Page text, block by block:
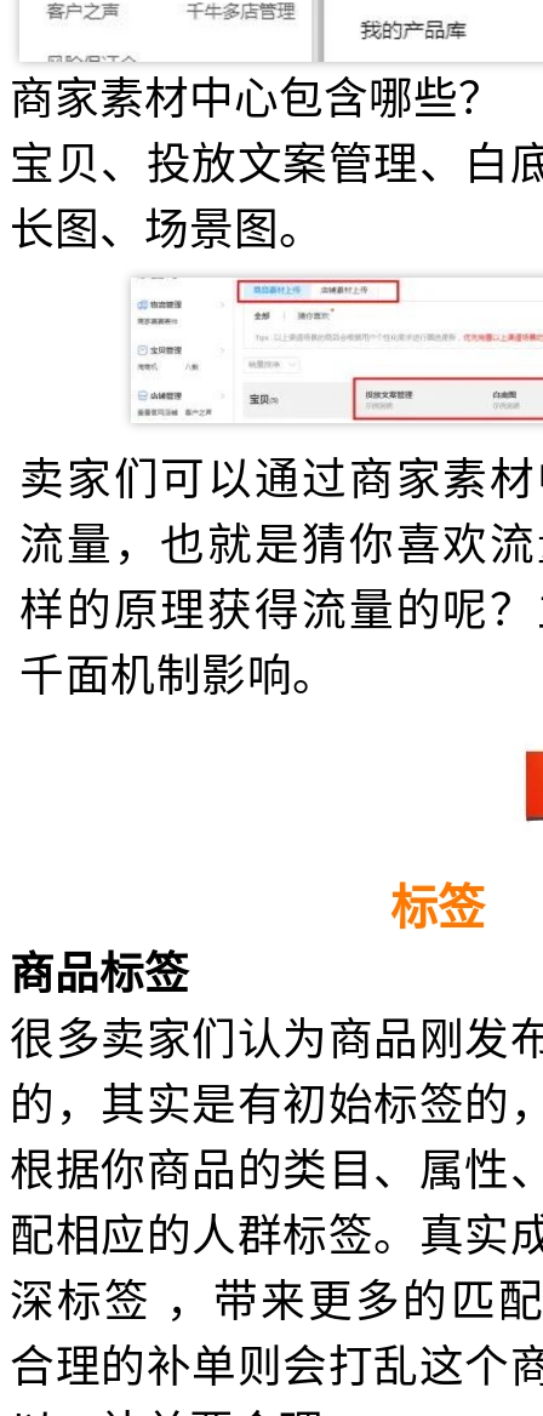
商家素材中心包含哪些？
宝贝、投放文案管理、白
长图、场景图。
卖家们可以通过商家素
流量，也就是猜你喜欢
样的原理获得流量的呢
千面机制影响。
标签
商品标签
很多卖家们认为商品刚发
的，其实是有初始标签的
根据你商品的类目、属性
配相应的人群标签。真实
深标签 ，带来更多的匹
合理的补单则会打乱这个